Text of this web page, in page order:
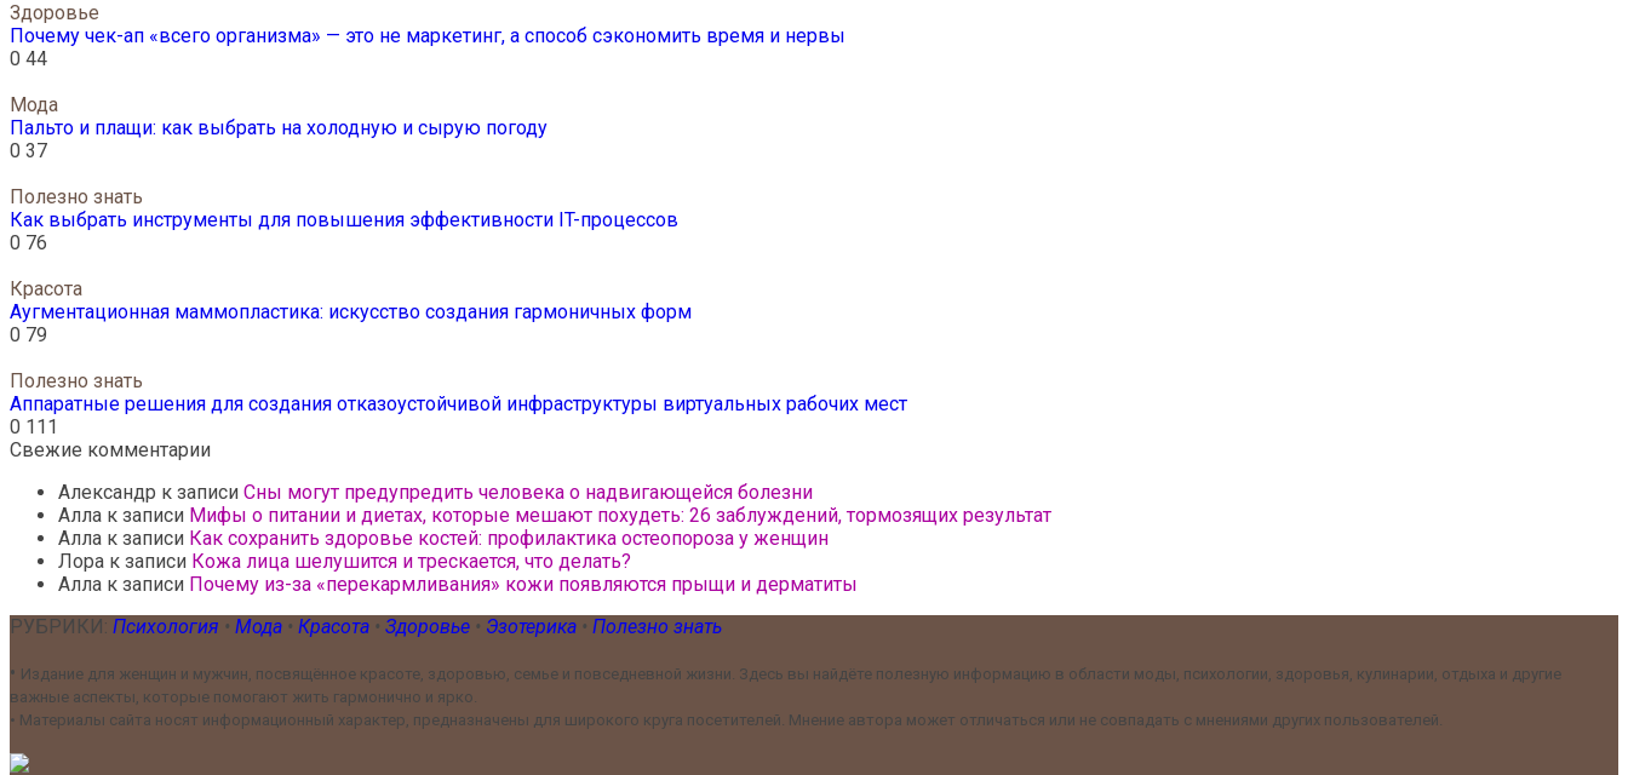
Здоровье
Почему чек-ап «всего организма» — это не маркетинг, а способ сэкономить время и нервы
0 44
Мода
Пальто и плащи: как выбрать на холодную и сырую погоду
0 37
Полезно знать
Как выбрать инструменты для повышения эффективности IT-процессов
0 76
Красота
Аугментационная маммопластика: искусство создания гармоничных форм
0 79
Полезно знать
Аппаратные решения для создания отказоустойчивой инфраструктуры виртуальных рабочих мест
0 111
Свежие комментарии
Александр к записи Сны могут предупредить человека о надвигающейся болезни
Алла к записи Мифы о питании и диетах, которые мешают похудеть: 26 заблуждений, тормозящих результат
Алла к записи Как сохранить здоровье костей: профилактика остеопороза у женщин
Лора к записи Кожа лица шелушится и трескается, что делать?
Алла к записи Почему из-за «перекармливания» кожи появляются прыщи и дерматиты
РУБРИКИ: Психология • Мода • Красота • Здоровье • Эзотерика • Полезно знать
• Издание для женщин и мужчин, посвящённое красоте, здоровью, семье и повседневной жизни. Здесь вы найдёте полезную информацию в области моды, психологии, здоровья, кулинарии, отдыха и другие
важные аспекты, которые помогают жить гармонично и ярко.
• Материалы сайта носят информационный характер, предназначены для широкого круга посетителей. Мнение автора может отличаться или не совпадать с мнениями других пользователей.